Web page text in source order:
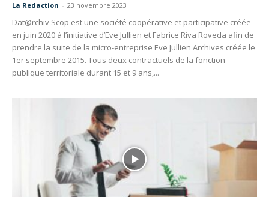
La Redaction - 23 novembre 2023
Dat@rchiv Scop est une société coopérative et participative créée
en juin 2020 à l’initiative d’Eve Jullien et Fabrice Riva Roveda afin de
prendre la suite de la micro-entreprise Eve Jullien Archives créée le
1er septembre 2015. Tous deux contractuels de la fonction
publique territoriale durant 15 et 9 ans,...